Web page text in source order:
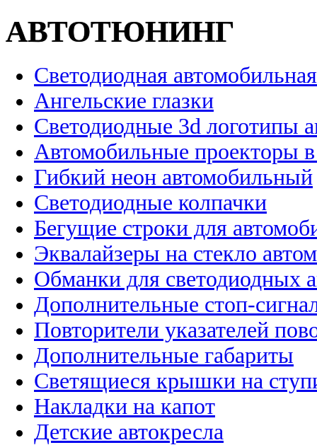
АВТОТЮНИНГ
Светодиодная
Ангельские глазки
Светодиодные 3d логотипы
Автомобильные проекторы
Гибкий неон автомобильный
Светодиодные колпачки
Бегущие строки для
Эквалайзеры на стекло
Обманки для светодиодных
Дополнительные стоп-
Повторители указателей
Дополнительные габариты
Светящиеся крышки на
Накладки на капот
Детские автокресла